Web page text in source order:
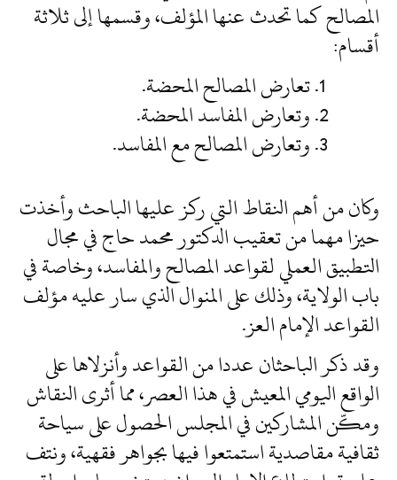
المصالح كما تحدث عنها المؤلف، وقسمها إلى ثلاثة
أقسام:
تعارض المصالح المحضة.
وتعارض المفاسد المحضة.
وتعارض المصالح مع المفاسد.
وكان من أهم النقاط التي ركز عليها الباحث وأخذت
حيزا مهما من تعقيب الدكتور محمد حاج في مجال
التطبيق العملي لقواعد المصالح والمفاسد، وخاصة في
باب الولاية، وذلك على المنوال الذي سار عليه مؤلف
القواعد الإمام العز.
وقد ذكر الباحثان عددا من القواعد وأنزلاها على
الواقع اليومي المعيش في هذا العصر، مما أثرى النقاش
ومكّن المشاركين في المجلس الحصول على سياحة
ثقافية مقاصدية استمتعوا فيها بجواهر فقهية، ونتف